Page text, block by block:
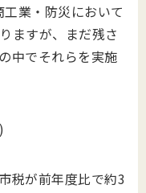
業・防災において
ますが、まだ残さ
中でそれらを実施
税が前年度比で約3